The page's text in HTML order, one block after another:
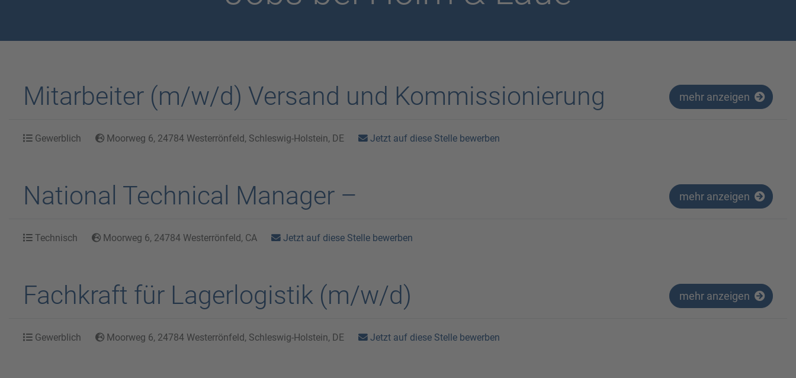
Mitarbeiter (m/w/d) Versand und Kommissionierung mehr anzeigen
Gewerblich Moorweg 6, 24784 Westerrönfeld, Schleswig-Holstein, DE Jetzt auf diese Stelle bewerben
National Technical Manager – mehr anzeigen
Technisch Moorweg 6, 24784 Westerrönfeld, CA Jetzt auf diese Stelle bewerben
Fachkraft für Lagerlogistik (m/w/d) mehr anzeigen
Gewerblich Moorweg 6, 24784 Westerrönfeld, Schleswig-Holstein, DE Jetzt auf diese Stelle bewerben